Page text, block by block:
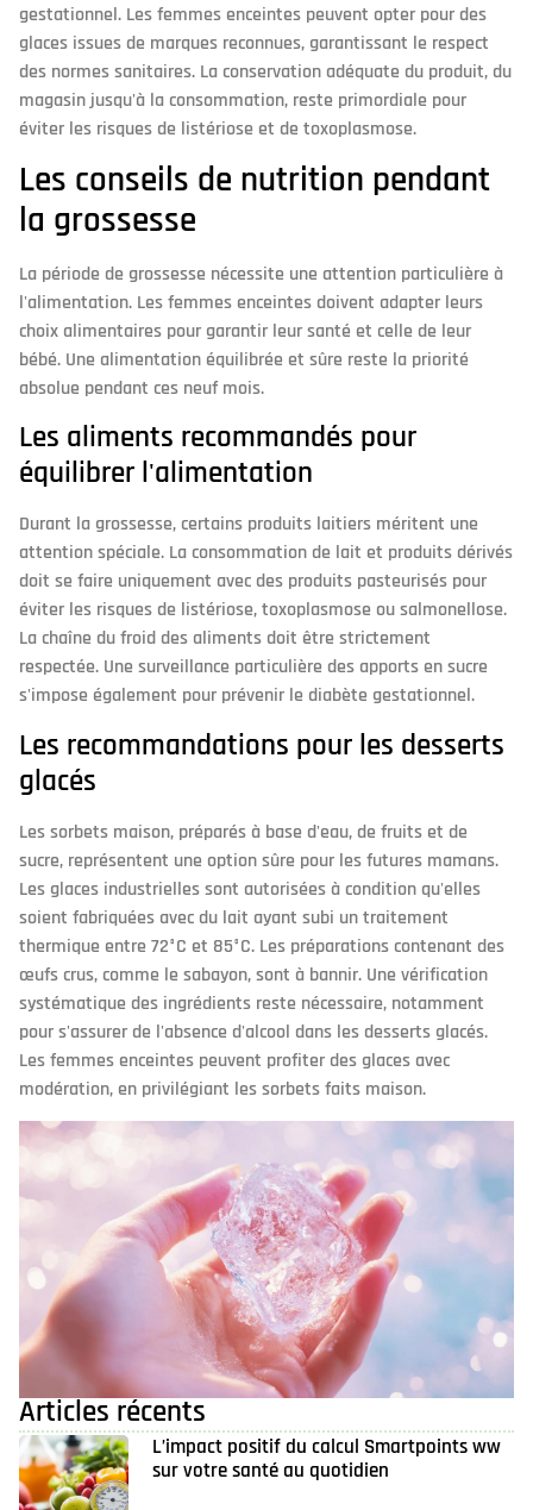
gestationnel. Les femmes enceintes peuvent opter pour des
glaces issues de marques reconnues, garantissant le respect
des normes sanitaires. La conservation adéquate du produit, du
magasin jusqu'à la consommation, reste primordiale pour
éviter les risques de listériose et de toxoplasmose.
Les conseils de nutrition pendant
la grossesse
La période de grossesse nécessite une attention particulière à
l'alimentation. Les femmes enceintes doivent adapter leurs
choix alimentaires pour garantir leur santé et celle de leur
bébé. Une alimentation équilibrée et sûre reste la priorité
absolue pendant ces neuf mois.
Les aliments recommandés pour
équilibrer l'alimentation
Durant la grossesse, certains produits laitiers méritent une
attention spéciale. La consommation de lait et produits dérivés
doit se faire uniquement avec des produits pasteurisés pour
éviter les risques de listériose, toxoplasmose ou salmonellose.
La chaîne du froid des aliments doit être strictement
respectée. Une surveillance particulière des apports en sucre
s'impose également pour prévenir le diabète gestationnel.
Les recommandations pour les desserts
glacés
Les sorbets maison, préparés à base d'eau, de fruits et de
sucre, représentent une option sûre pour les futures mamans.
Les glaces industrielles sont autorisées à condition qu'elles
soient fabriquées avec du lait ayant subi un traitement
thermique entre 72°C et 85°C. Les préparations contenant des
œufs crus, comme le sabayon, sont à bannir. Une vérification
systématique des ingrédients reste nécessaire, notamment
pour s'assurer de l'absence d'alcool dans les desserts glacés.
Les femmes enceintes peuvent profiter des glaces avec
modération, en privilégiant les sorbets faits maison.
Articles récents
L’impact positif du calcul Smartpoints ww
sur votre santé au quotidien